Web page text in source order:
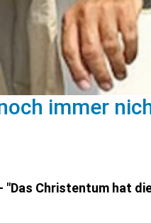
immer
Christentum hat